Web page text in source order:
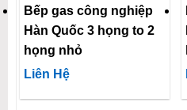
Bếp gas công nghiệp
Hàn Quốc 3 họng to 2
họng nhỏ
Liên Hệ